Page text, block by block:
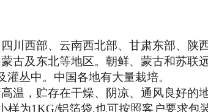
川西部、云南西北部、甘肃东部、陕
古及东北等地区。朝鲜、蒙古和苏联
丛中。中国各地有大量栽培。
温，贮存在干燥、阴凉、通风良好的
样为1KG/铝箔袋,也可按照客户要求包